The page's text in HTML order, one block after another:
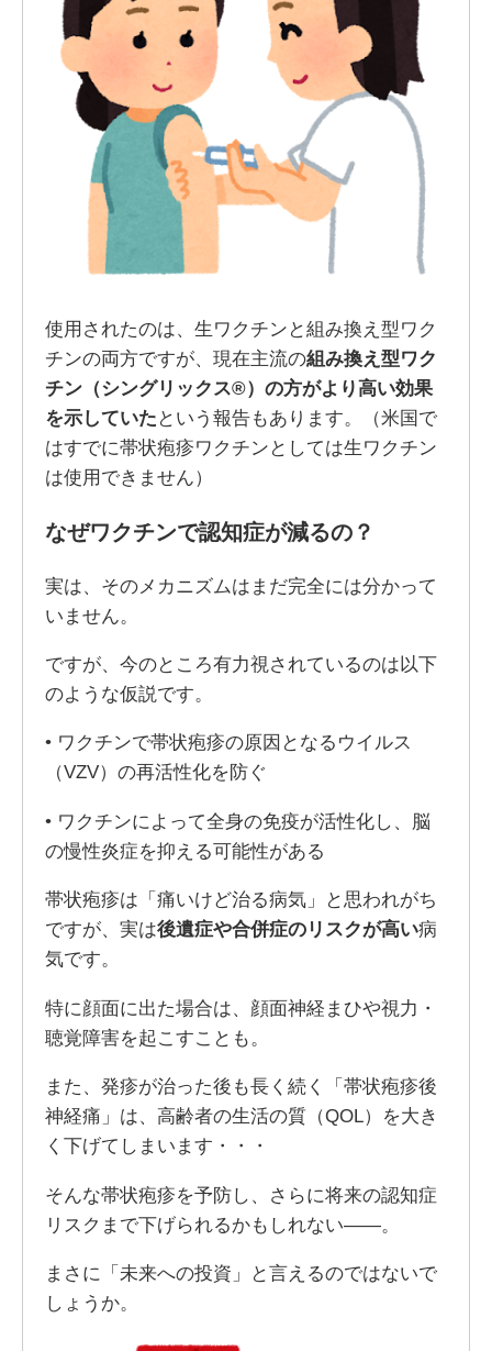
使用されたのは、生ワクチンと組み換え型ワク
チンの両方ですが、現在主流の組み換え型ワク
チン（シングリックス®）の方がより高い効果
を示していた という報告もあります。（米国で
はすでに帯状疱疹ワクチンとしては生ワクチン
は使用できません）
なぜワクチンで認知症が減るの？
実は、そのメカニズムはまだ完全には分かって
いません。
ですが、今のところ有力視されているのは以下
のような仮説です。
• ワクチンで帯状疱疹の原因となるウイルス
（VZV）の再活性化を防ぐ
• ワクチンによって全身の免疫が活性化し、脳
の慢性炎症を抑える可能性がある
帯状疱疹は「痛いけど治る病気」と思われがち
ですが、実は後遺症や合併症のリスクが高い病
気です。
特に顔面に出た場合は、顔面神経まひや視力・
聴覚障害を起こすことも。
また、発疹が治った後も長く続く「帯状疱疹後
神経痛」は、高齢者の生活の質（QOL）を大き
く下げてしまいます・・・
そんな帯状疱疹を予防し、さらに将来の認知症
リスクまで下げられるかもしれない――。
まさに「未来への投資」と言えるのではないで
しょうか。